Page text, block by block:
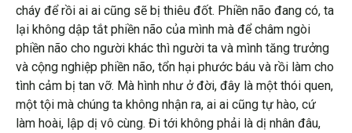
cháy để rồi ai ai cũng sẽ bị thiêu đốt. Phiền não đang có, ta
lại không dập tắt phiền não của mình mà để châm ngòi
phiền não cho người khác thì người ta và mình tăng trưởng
và cộng nghiệp phiền não, tổn hại phước báu và rồi làm cho
tình cảm bị tan vỡ. Mà hình như ở đời, đây là một thói quen,
một tội mà chúng ta không nhận ra, ai ai cũng tự hào, cứ
làm hoài, lập dị vô cùng. Đi tới không phải là dị nhân đâu,